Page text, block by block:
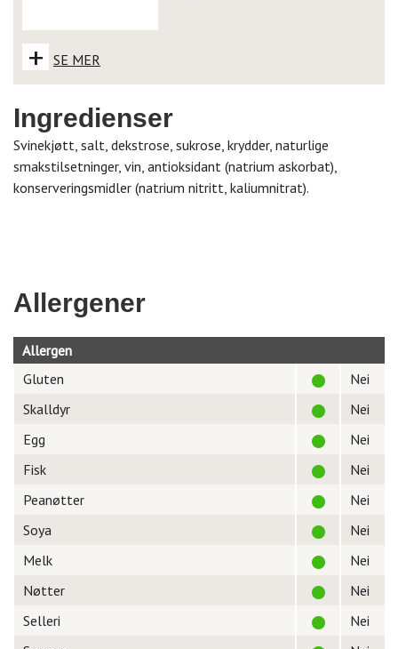
+ SE MER
Ingredienser
Svinekjøtt, salt, dekstrose, sukrose, krydder, naturlige
smakstilsetninger, vin, antioksidant (natrium askorbat),
konserveringsmidler (natrium nitritt, kaliumnitrat).
Allergener
Allergen
Gluten
Nei
Skalldyr
Nei
Egg
Nei
Fisk
Nei
Peanøtter
Nei
Soya
Nei
Melk
Nei
Nøtter
Nei
Selleri
Nei